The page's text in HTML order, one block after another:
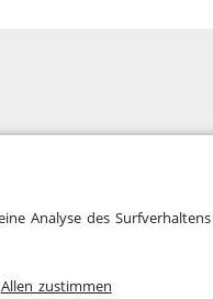
Analyse des
Allen zustimmen